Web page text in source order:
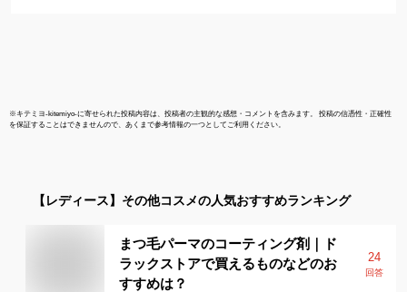
※キテミヨ-kitemiyo-に寄せられた投稿内容は、投稿者の主観的な感想・コメントを含みます。 投稿の信憑性・正確性
を保証することはできませんので、あくまで参考情報の一つとしてご利用ください。
【レディース】 その他コスメの人気おすすめランキング
まつ毛パーマのコーティング剤｜ド
ラックストアで買えるものなどのお
すすめは？
24
回答